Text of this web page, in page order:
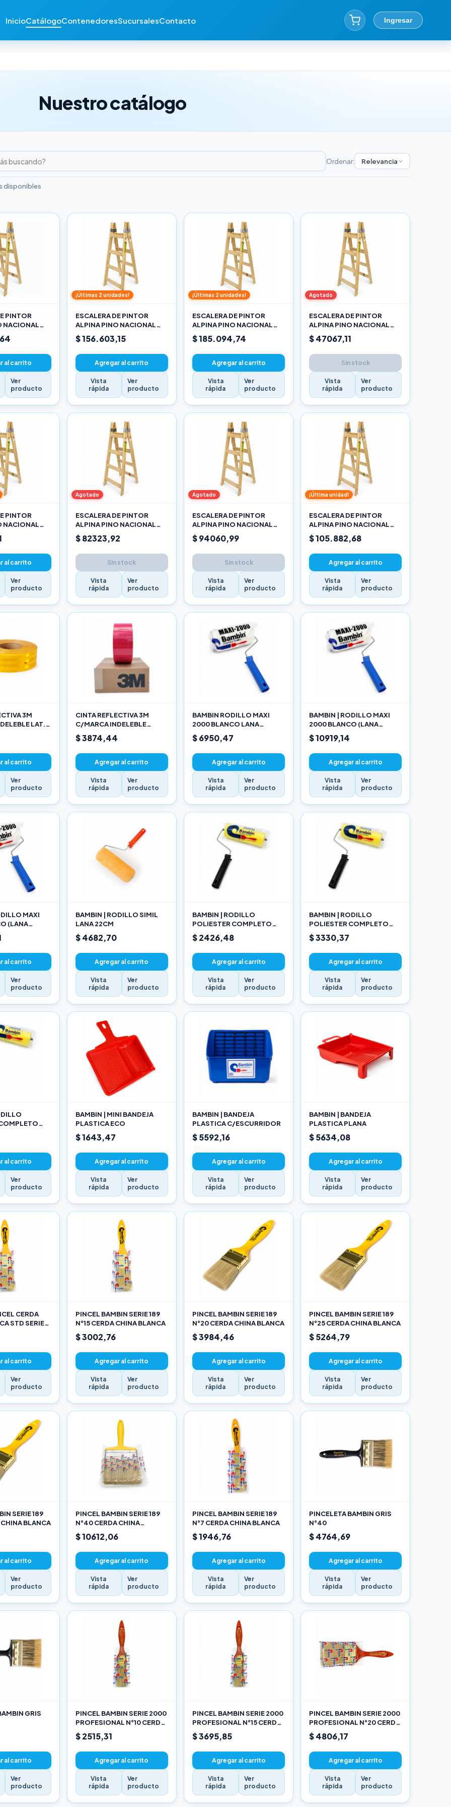
InicioCatálogoContenedoresSucursalesContacto Ingresar
Nuestro catálogo
Ordenar: Relevancia
disponibles
PINTOR
NACIONAL
al carrito
Ver
producto
¡Últimas 2 unidades!
ESCALERA DE PINTOR
ALPINA PINO NACIONAL
3,30M PRO
$ 156.603,15
Agregar al carrito
Vista
rápida
Ver
producto
¡Últimas 2 unidades!
ESCALERA DE PINTOR
ALPINA PINO NACIONAL
3,90M PRO
$ 185.094,74
Agregar al carrito
Vista
rápida
Ver
producto
Agotado
ESCALERA DE PINTOR
ALPINA PINO NACIONAL
1,20M PRO
$ 47067,11
Sin stock
Vista
rápida
Ver
producto
PINTOR
NACIONAL
al carrito
Ver
producto
Agotado
ESCALERA DE PINTOR
ALPINA PINO NACIONAL
2,10M PRO
$ 82323,92
Sin stock
Vista
rápida
Ver
producto
Agotado
ESCALERA DE PINTOR
ALPINA PINO NACIONAL
2,40M PRO
$ 94060,99
Sin stock
Vista
rápida
Ver
producto
¡Última unidad!
ESCALERA DE PINTOR
ALPINA PINO NACIONAL
2,70M PRO
$ 105.882,68
Agregar al carrito
Vista
rápida
Ver
producto
3M
LAT.
al carrito
Ver
producto
CINTA REFLECTIVA 3M
C/MARCA INDELEBLE
TRASERA BLANCA Y ROJO X
METRO
$ 3874,44
Agregar al carrito
Vista
rápida
Ver
producto
BAMBIN RODILLO MAXI
2000 BLANCO LANA
SELECCIONADA 10 CM
$ 6950,47
Agregar al carrito
Vista
rápida
Ver
producto
BAMBIN | RODILLO MAXI
2000 BLANCO (LANA
SELECCIONADA) 17CM
$ 10919,14
Agregar al carrito
Vista
rápida
Ver
producto
MAXI
(LANA
22CM
al carrito
Ver
producto
BAMBIN | RODILLO SIMIL
LANA 22CM
$ 4682,70
Agregar al carrito
Vista
rápida
Ver
producto
BAMBIN | RODILLO
POLIESTER COMPLETO
10CM
$ 2426,48
Agregar al carrito
Vista
rápida
Ver
producto
BAMBIN | RODILLO
POLIESTER COMPLETO
17CM
$ 3330,37
Agregar al carrito
Vista
rápida
Ver
producto
al carrito
Ver
producto
BAMBIN | MINI BANDEJA
PLASTICA ECO
$ 1643,47
Agregar al carrito
Vista
rápida
Ver
producto
BAMBIN | BANDEJA
PLASTICA C/ESCURRIDOR
$ 5592,16
Agregar al carrito
Vista
rápida
Ver
producto
BAMBIN | BANDEJA
PLASTICA PLANA
$ 5634,08
Agregar al carrito
Vista
rápida
Ver
producto
CERDA
STD SERIE
al carrito
Ver
producto
PINCEL BAMBIN SERIE 189
N°15 CERDA CHINA BLANCA
$ 3002,76
Agregar al carrito
Vista
rápida
Ver
producto
PINCEL BAMBIN SERIE 189
N°20 CERDA CHINA BLANCA
$ 3984,46
Agregar al carrito
Vista
rápida
Ver
producto
PINCEL BAMBIN SERIE 189
N°25 CERDA CHINA BLANCA
$ 5264,79
Agregar al carrito
Vista
rápida
Ver
producto
SERIE 189
BLANCA
al carrito
Ver
producto
PINCEL BAMBIN SERIE 189
N°40 CERDA CHINA
BLANCA
$ 10612,06
Agregar al carrito
Vista
rápida
Ver
producto
PINCEL BAMBIN SERIE 189
N°7 CERDA CHINA BLANCA
$ 1946,76
Agregar al carrito
Vista
rápida
Ver
producto
PINCELETA BAMBIN GRIS
N°40
$ 4764,69
Agregar al carrito
Vista
rápida
Ver
producto
GRIS
al carrito
Ver
producto
PINCEL BAMBIN SERIE 2000
PROFESIONAL N°10 CERDA
CHINA BLANCA
$ 2515,31
Agregar al carrito
Vista
rápida
Ver
producto
PINCEL BAMBIN SERIE 2000
PROFESIONAL N°15 CERDA
CHINA BLANCA
$ 3695,85
Agregar al carrito
Vista
rápida
Ver
producto
PINCEL BAMBIN SERIE 2000
PROFESIONAL N°20 CERDA
CHINA BLANCA
$ 4806,17
Agregar al carrito
Vista
rápida
Ver
producto